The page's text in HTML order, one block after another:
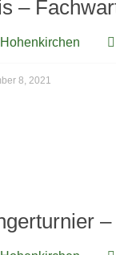
–
8, 2021
–